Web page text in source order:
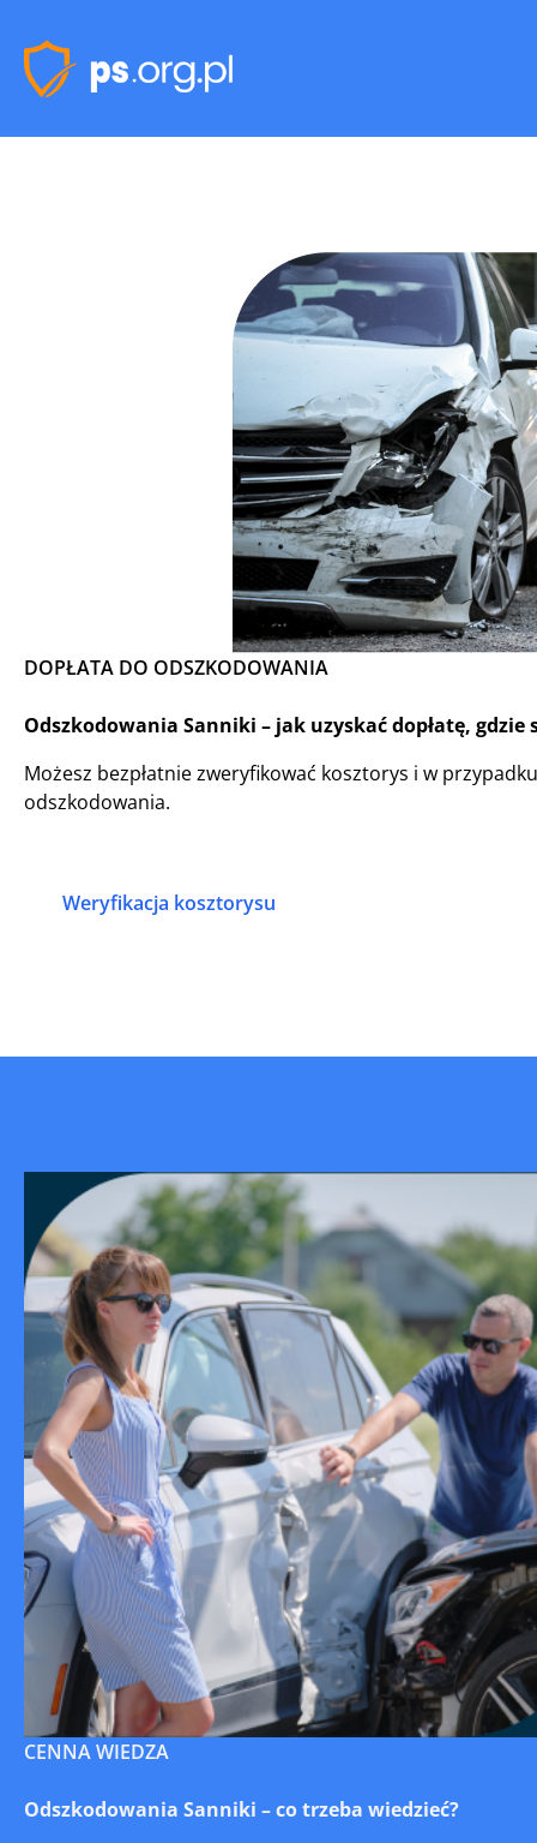
DOPŁATA DO ODSZKODOWANIA
Odszkodowania Sanniki – jak uzyskać dopłatę,
Możesz bezpłatnie zweryfikować kosztorys i w
odszkodowania.
Weryfikacja kosztorysu
CENNA WIEDZA
Odszkodowania Sanniki – co trzeba wiedzieć?